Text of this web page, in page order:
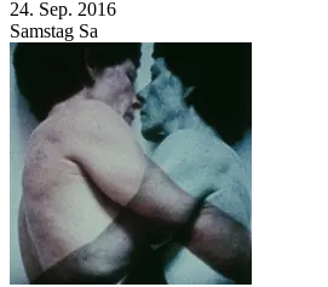
24. Sep. 2016
Samstag Sa